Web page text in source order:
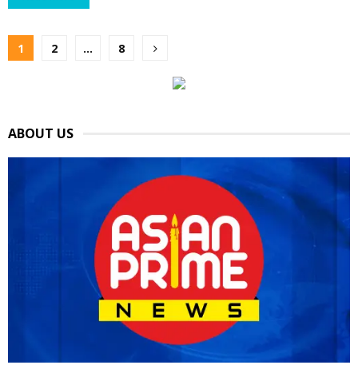
Posts
1 2 … 8
ABOUT US